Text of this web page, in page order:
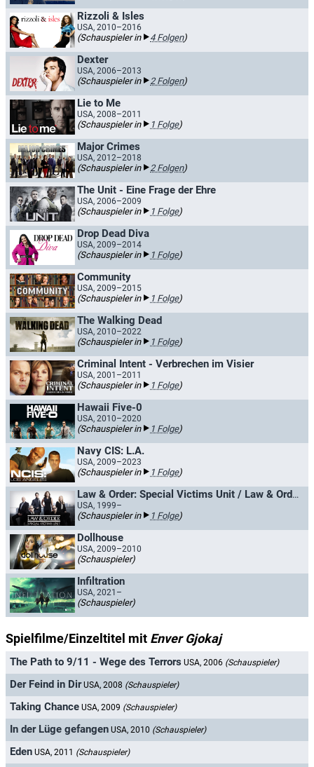
Rizzoli & Isles
USA, 2010–2016
(Schauspieler in 4 Folgen)
Dexter
USA, 2006–2013
(Schauspieler in 2 Folgen)
Lie to Me
USA, 2008–2011
(Schauspieler in 1 Folge)
Major Crimes
USA, 2012–2018
(Schauspieler in 2 Folgen)
The Unit - Eine Frage der Ehre
USA, 2006–2009
(Schauspieler in 1 Folge)
Drop Dead Diva
USA, 2009–2014
(Schauspieler in 1 Folge)
Community
USA, 2009–2015
(Schauspieler in 1 Folge)
The Walking Dead
USA, 2010–2022
(Schauspieler in 1 Folge)
Criminal Intent - Verbrechen im Visier
USA, 2001–2011
(Schauspieler in 1 Folge)
Hawaii Five-0
USA, 2010–2020
(Schauspieler in 1 Folge)
Navy CIS: L.A.
USA, 2009–2023
(Schauspieler in 1 Folge)
Law & Order: Special Victims Unit / Law & Order: New York
USA, 1999–
(Schauspieler in 1 Folge)
Dollhouse
USA, 2009–2010
(Schauspieler)
Infiltration
USA, 2021–
(Schauspieler)
Spielfilme/Einzeltitel mit Enver Gjokaj
The Path to 9/11 - Wege des Terrors USA, 2006 (Schauspieler)
Der Feind in Dir USA, 2008 (Schauspieler)
Taking Chance USA, 2009 (Schauspieler)
In der Lüge gefangen USA, 2010 (Schauspieler)
Eden USA, 2011 (Schauspieler)